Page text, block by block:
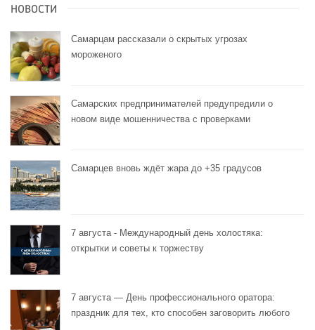
НОВОСТИ
Самарцам рассказали о скрытых угрозах
мороженого
Самарских предпринимателей предупредили о
новом виде мошенничества с проверками
Самарцев вновь ждёт жара до +35 градусов
7 августа - Международный день холостяка:
открытки и советы к торжеству
7 августа — День профессионального оратора:
праздник для тех, кто способен заговорить любого